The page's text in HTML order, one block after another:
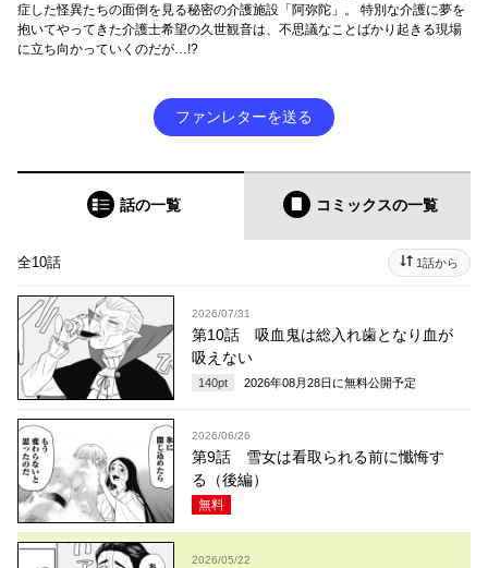
症した怪異たちの面倒を見る秘密の介護施設「阿弥陀」。 特別な介護に夢を
抱いてやってきた介護士希望の久世観音は、不思議なことばかり起きる現場
に立ち向かっていくのだが…!?
ファンレターを送る
話の一覧 コミックスの一覧
全10話 1話から
2026/07/31
第10話 吸血鬼は総入れ歯となり血が
吸えない
140pt 2026年08月28日 に無料公開予定
2026/06/26
第9話 雪女は看取られる前に懺悔す
る（後編）
無料
2026/05/22